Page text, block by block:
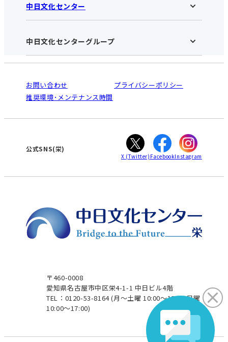
中日文化センター 栄HOME
お知らせ
アクセス･営業時間
お申し込みの流れ
入会と受講のご案内
中日文化センター
中日文化センターHOME
中日文化センターとは
受講規約・会員特典
ご利用ガイド
オンライン講座受講の手順
WEBサイトのよくある質問
中日文化センターグループ
南大高
犬山
高蔵寺
大垣
津
お問い合わせ
プライバシーポリシー
推奨環境･メンテナンス時間
〒460-0008
愛知県名古屋市中区栄4-1-1 中日ビル4階
TEL：0120-53-8164(月～土曜 10:00～19:00 日曜
10:00～17:00)
公式SNS(栄)
X (Twitter) FacebookInstagram